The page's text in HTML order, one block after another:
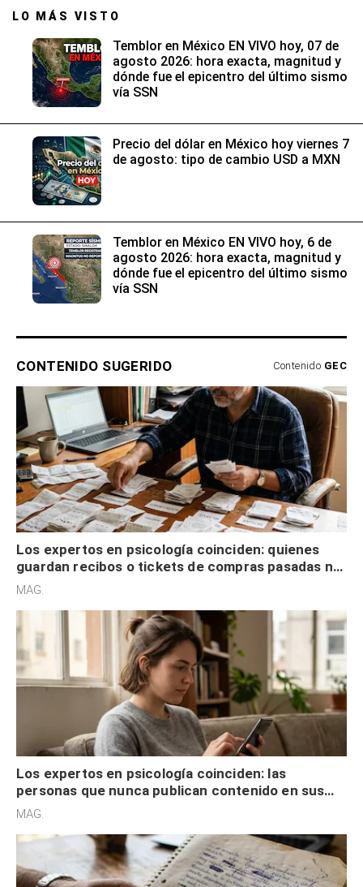
LO MÁS VISTO
Temblor en México EN VIVO hoy, 07 de
agosto 2026: hora exacta, magnitud y
dónde fue el epicentro del último sismo
vía SSN
Precio del dólar en México hoy viernes 7
de agosto: tipo de cambio USD a MXN
Temblor en México EN VIVO hoy, 6 de
agosto 2026: hora exacta, magnitud y
dónde fue el epicentro del último sismo
vía SSN
CONTENIDO SUGERIDO Contenido GEC
Los expertos en psicología coinciden: quienes
guardan recibos o tickets de compras pasadas no
son acumuladores, sino que tienen necesidad de
MAG.
Los expertos en psicología coinciden: las
personas que nunca publican contenido en sus
redes sociales no pretenden buscar validación
MAG.